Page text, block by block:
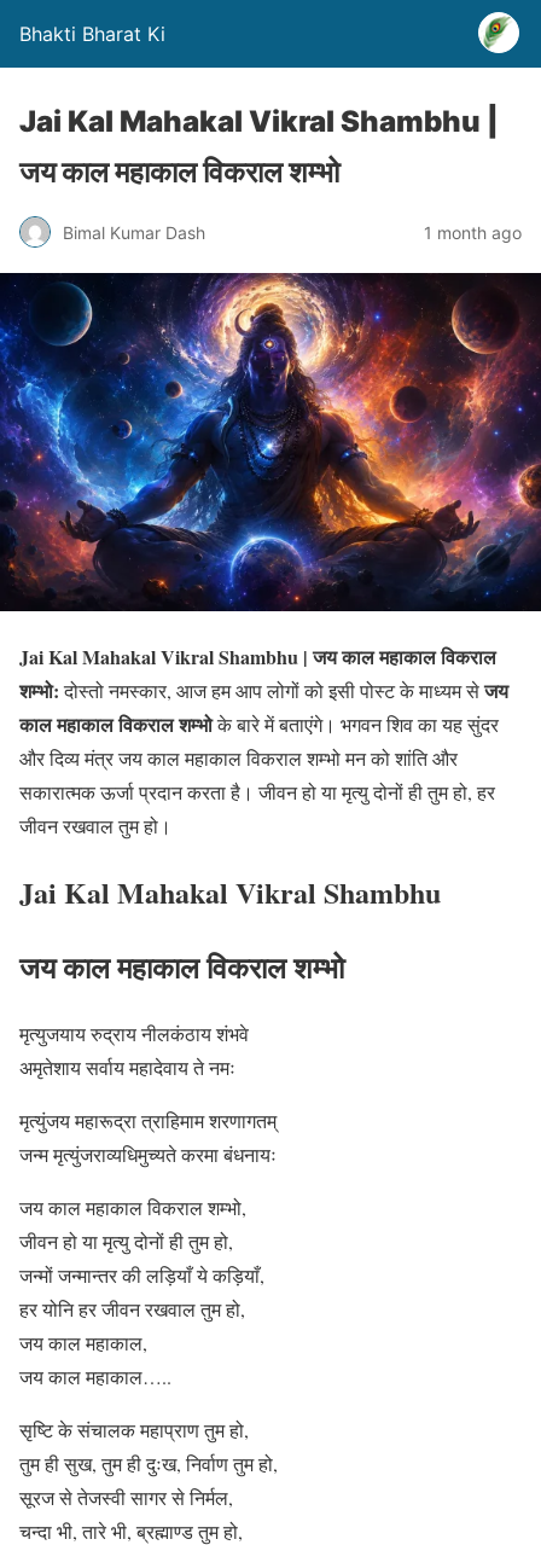
Bhakti Bharat Ki
Jai Kal Mahakal Vikral Shambhu |
जय काल महाकाल विकराल शम्भो
Bimal Kumar Dash 1 month ago
Jai Kal Mahakal Vikral Shambhu | जय काल महाकाल विकराल
शम्भो:दोस्तो नमस्कार, आज हम आप लोगों को इसी पोस्ट के माध्यम सेजय
काल महाकाल विकराल शम्भोके बारे में बताएंगे। भगवन शिव का यह सुंदर
और दिव्य मंत्र जय काल महाकाल विकराल शम्भो मन को शांति और
सकारात्मक ऊर्जा प्रदान करता है। जीवन हो या मृत्यु दोनों ही तुम हो, हर
जीवन रखवाल तुम हो।
Jai Kal Mahakal Vikral Shambhu
जय काल महाकाल विकराल शम्भो
मृत्युजयाय रुद्राय नीलकंठाय शंभवे
अमृतेशाय सर्वाय महादेवाय ते नमः
मृत्युंजय महारूद्रा त्राहिमाम शरणागतम्
जन्म मृत्युंजराव्यधिमुच्यते करमा बंधनायः
जय काल महाकाल विकराल शम्भो,
जीवन हो या मृत्यु दोनों ही तुम हो,
जन्मों जन्मान्तर की लड़ियाँ ये कड़ियाँ,
हर योनि हर जीवन रखवाल तुम हो,
जय काल महाकाल,
जय काल महाकाल…..
सृष्टि के संचालक महाप्राण तुम हो,
तुम ही सुख, तुम ही दुःख, निर्वाण तुम हो,
सूरज से तेजस्वी सागर से निर्मल,
चन्दा भी, तारे भी, ब्रह्माण्ड तुम हो,